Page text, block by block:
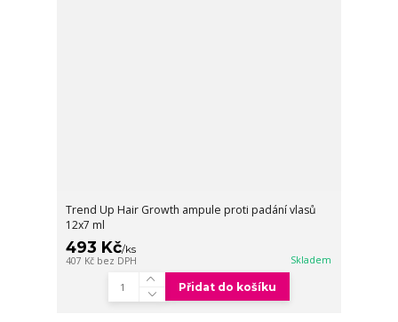
Trend Up Hair Growth ampule proti padání vlasů
12x7 ml
493 Kč/ks
407 Kč bez DPH Skladem
Přidat do košíku